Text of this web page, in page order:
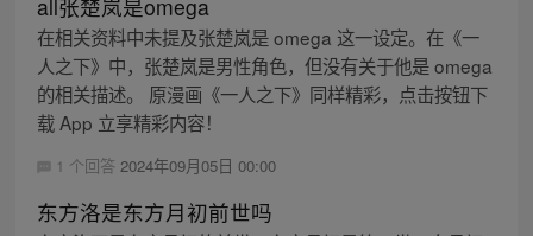
all张楚岚是omega
在相关资料中未提及张楚岚是 omega 这一设定。在《一
人之下》中，张楚岚是男性角色，但没有关于他是 omega
的相关描述。 原漫画《一人之下》同样精彩，点击按钮下
载 App 立享精彩内容！
1 个回答 2024年09月05日 00:00
东方洛是东方月初前世吗